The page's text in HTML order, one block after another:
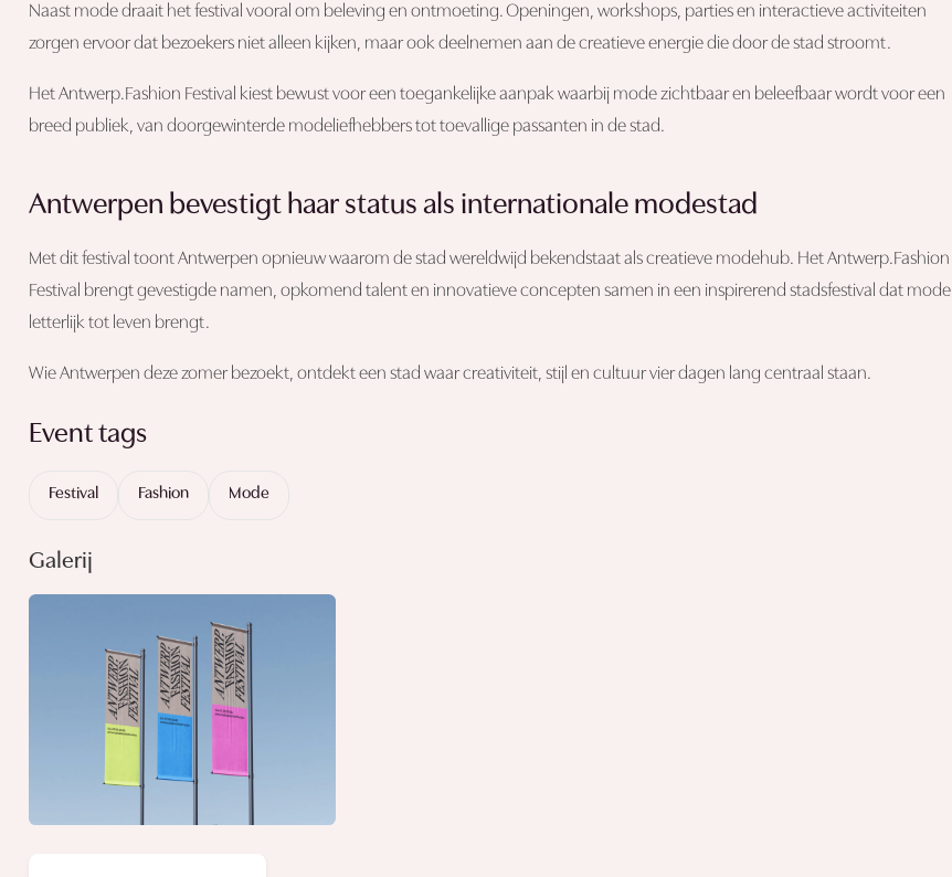
Naast mode draait het festival vooral om beleving en ontmoeting. Openingen, workshops, parties en interactieve activiteiten
zorgen ervoor dat bezoekers niet alleen kijken, maar ook deelnemen aan de creatieve energie die door de stad stroomt.
Het Antwerp.Fashion Festival kiest bewust voor een toegankelijke aanpak waarbij mode zichtbaar en beleefbaar wordt voor een
breed publiek, van doorgewinterde modeliefhebbers tot toevallige passanten in de stad.
Antwerpen bevestigt haar status als internationale modestad
Met dit festival toont Antwerpen opnieuw waarom de stad wereldwijd bekendstaat als creatieve modehub. Het Antwerp.Fashion
Festival brengt gevestigde namen, opkomend talent en innovatieve concepten samen in een inspirerend stadsfestival dat mode
letterlijk tot leven brengt.
Wie Antwerpen deze zomer bezoekt, ontdekt een stad waar creativiteit, stijl en cultuur vier dagen lang centraal staan.
Event tags
Festival Fashion Mode
Galerij